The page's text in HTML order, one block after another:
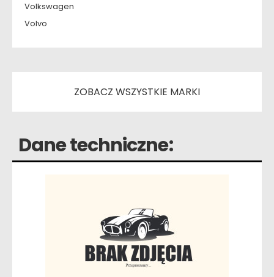
Volkswagen
Volvo
ZOBACZ WSZYSTKIE MARKI
Dane techniczne: